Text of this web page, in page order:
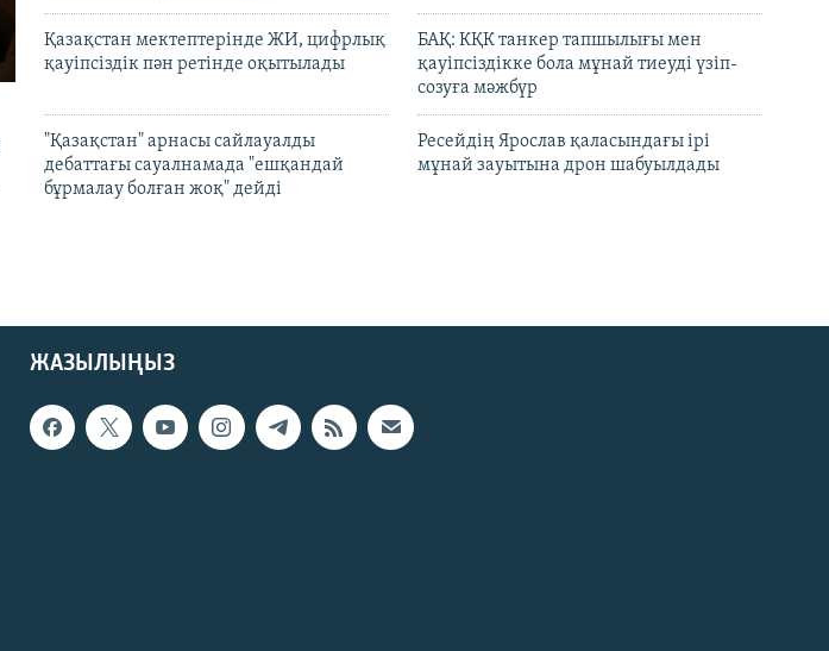
Қазақстан мектептерінде ЖИ, цифрлық
қауіпсіздік пән ретінде оқытылады
БАҚ: КҚК танкер тапшылығы мен
қауіпсіздікке бола мұнай тиеуді үзіп-
созуға мәжбүр
"Қазақстан" арнасы сайлауалды
дебаттағы сауалнамада "ешқандай
бұрмалау болған жоқ" дейді
Ресейдің Ярослав қаласындағы ірі
мұнай зауытына дрон шабуылдады
ЖАЗЫЛЫҢЫЗ